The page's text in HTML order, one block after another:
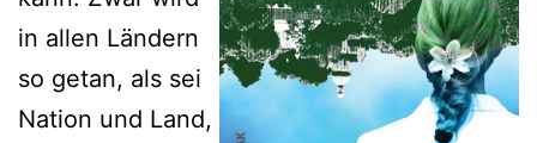
in allen Ländern
so getan, als sei
Nation und Land,